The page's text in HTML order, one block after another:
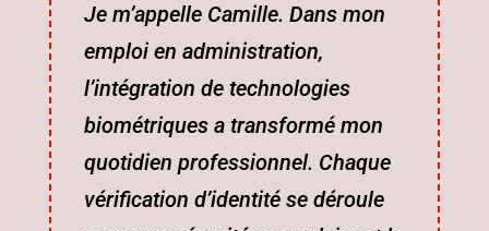
Je m’appelle Camille. Dans mon
emploi en administration,
l’intégration de technologies
biométriques a transformé mon
quotidien professionnel. Chaque
vérification d’identité se déroule